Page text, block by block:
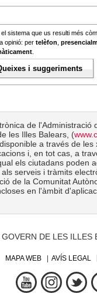
sistema que us resulti més
opinió: per telèfon
i suggeriments
de l'Administració
les Illes Balears, (
a través de les
i, en tot cas, a
els ciutadans poden
serveis i tràmits
de la Comunitat
en l'àmbit
DE LES ILLES
MAPA WEB AVÍS LEGAL